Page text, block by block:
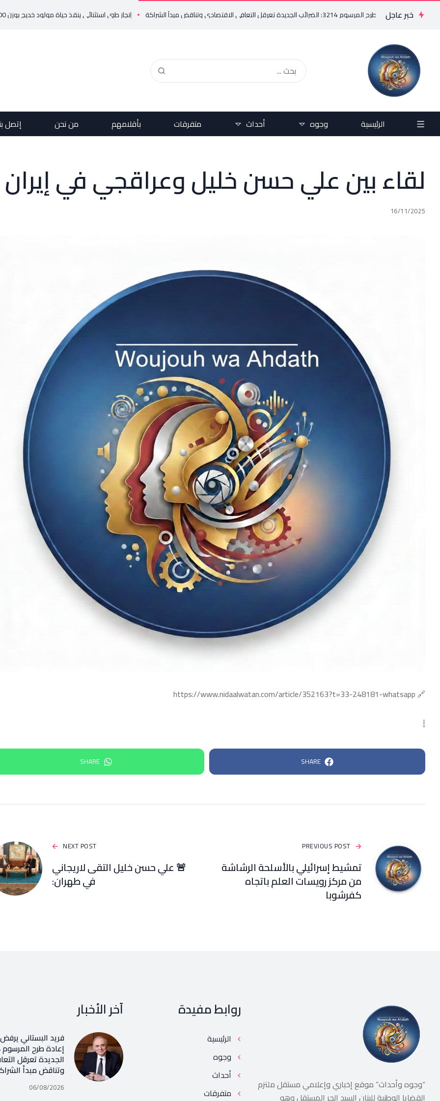
خبر عاجل
الضرائب الجديدة تعرقل التعافي الاقتصادي وتناقض مبدأ الشراكة إنجاز طبي استثنائي ينقذ حياة مولود خديج بوزن 800 غرام!
الرئيسية وجوه أحداث متفرقات بأقلامهم من نحن إتصل
لقاء بين علي حسن خليل وعراقجي في إيران
16/11/2025
🔗 https://www.nidaalwatan.com/article/352163?t=33-248181-whatsapp
إ
SHARE
SHARE
PREVIOUS POST
تمشيط إسرائيلي بالأسلحة الرشاشة
من مركز رويسات العلم باتجاه
كفرشوبا
NEXT POST
🚨 علي حسن خليل التقى لاريجاني
في طهران:
“وجوه وأحداث” موقع إخباري وإعلامي مستقل ملتزم
القضايا الوطنية للبنان السيد الحر المستقل وهو
روابط مفيدة
الرئيسية
وجوه
أحداث
متفرقات
آخر الأخبار
فريد البستاني
الجديدة تعرقل
وتناقض مبدأ
06/08/2026